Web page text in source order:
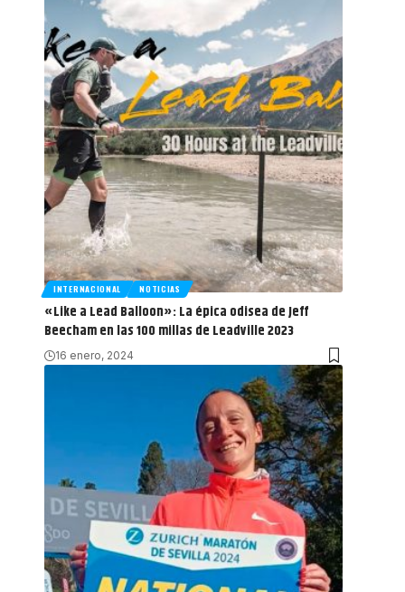
INTERNACIONAL NOTICIAS
«Like a Lead Balloon»: La épica odisea de Jeff
Beecham en las 100 millas de Leadville 2023
16 enero, 2024